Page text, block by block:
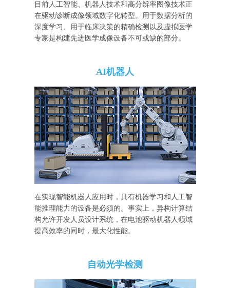
目前人工智能、机器人技术和高分辨率图像技术正
在驱动诊断成像领域数字化转型。用于数据分析的
深度学习、用于临床决策的精确检测以及虚拟医学
专家是构建先进医学成像设备不可或缺的部分。
AI机器人
在实现智能机器人应用时，具有机器学习和人工智
能推理能力的设备是必须的。事实上，异构计算结
构允许开发人员设计系统，在电池驱动机器人领域
提高效率的同时，最大化性能。
自动光学检测